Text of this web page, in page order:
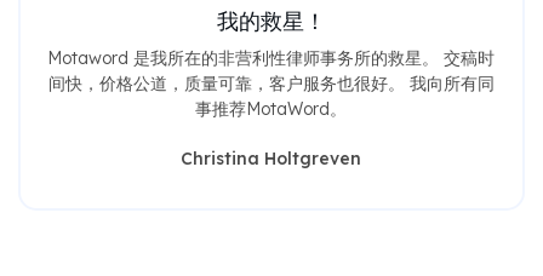
我的救星！
Motaword 是我所在的非营利性律师事务所的救星。 交稿时
间快，价格公道，质量可靠，客户服务也很好。 我向所有同
事推荐MotaWord。
Christina Holtgreven